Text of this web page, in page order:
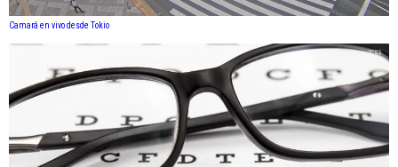
Camará en vivo desde Tokio